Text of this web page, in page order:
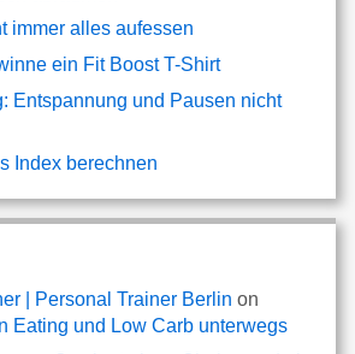
immer alles aufessen
ein Fit Boost T-Shirt
Entspannung und Pausen nicht
Index berechnen
| Personal Trainer Berlin on
Eating und Low Carb unterwegs